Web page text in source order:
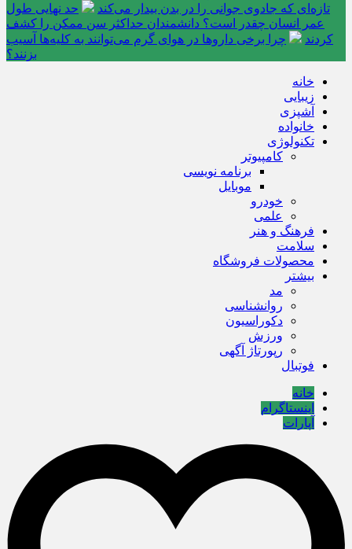
تازه‌ای که جادوی جوانی را در بدن بیدار می‌کند
حد نهایی طول
عمر انسان چقدر است؟ دانشمندان حداکثر سن ممکن را کشف
کردند
چرا برخی داروها در هوای گرم می‌توانند به کلیه‌ها آسیب
بزنند؟
خانه
زیبایی
آشپزی
خانواده
تکنولوژی
کامپیوتر
برنامه نویسی
موبایل
خودرو
علمی
فرهنگ و هنر
سلامت
محصولات فروشگاه
بیشتر
مد
روانشناسی
دکوراسیون
ورزش
رپورتاژ آگهی
فوتبال
خانه
اینستاگرام
آپارات